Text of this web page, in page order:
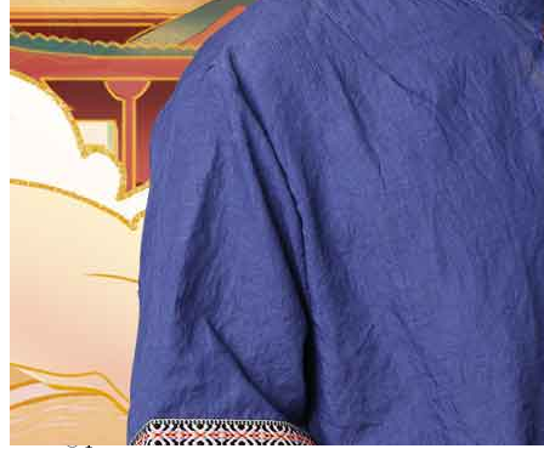
1957
1956 1955 1953 1952
1951
1950
1949 1948 1947
1944
1943 1942 1941 1940 1939
1938
1937
1936 1935 1934 1933
1932
1931
1930 1928 1927 1926
1924
1923 1922 1920
1919
1918
1916 1915 1914
1912
1911
1909 1908 1907
1905
1904 1903 1902 1900
12
11 7
31
30 29 28 27 25 24
22
21 20 18 17
12
11 10 9 8 7 4
1